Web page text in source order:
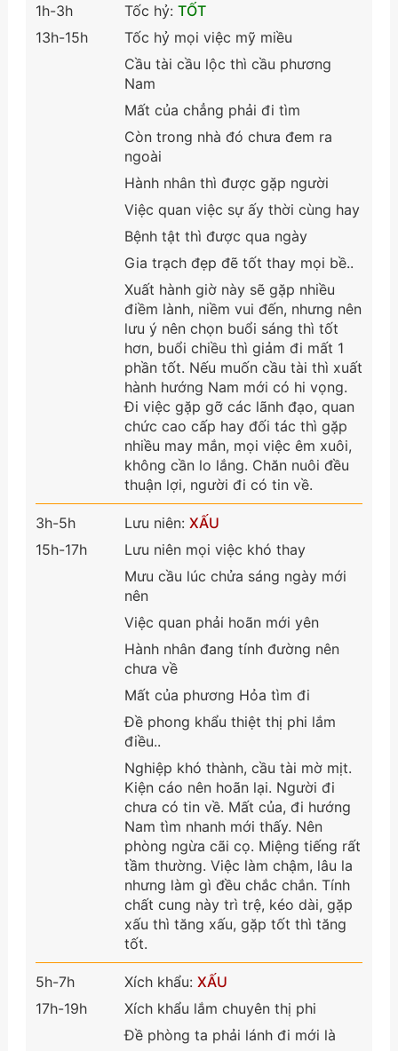
1h-3h
13h-15h
Tốc hỷ: TỐT
Tốc hỷ mọi việc mỹ miều
Cầu tài cầu lộc thì cầu phương
Nam
Mất của chẳng phải đi tìm
Còn trong nhà đó chưa đem ra
ngoài
Hành nhân thì được gặp người
Việc quan việc sự ấy thời cùng hay
Bệnh tật thì được qua ngày
Gia trạch đẹp đẽ tốt thay mọi bề..
Xuất hành giờ này sẽ gặp nhiều
điềm lành, niềm vui đến, nhưng nên
lưu ý nên chọn buổi sáng thì tốt
hơn, buổi chiều thì giảm đi mất 1
phần tốt. Nếu muốn cầu tài thì xuất
hành hướng Nam mới có hi vọng.
Đi việc gặp gỡ các lãnh đạo, quan
chức cao cấp hay đối tác thì gặp
nhiều may mắn, mọi việc êm xuôi,
không cần lo lắng. Chăn nuôi đều
thuận lợi, người đi có tin về.
3h-5h
15h-17h
Lưu niên: XẤU
Lưu niên mọi việc khó thay
Mưu cầu lúc chửa sáng ngày mới
nên
Việc quan phải hoãn mới yên
Hành nhân đang tính đường nên
chưa về
Mất của phương Hỏa tìm đi
Đề phong khẩu thiệt thị phi lắm
điều..
Nghiệp khó thành, cầu tài mờ mịt.
Kiện cáo nên hoãn lại. Người đi
chưa có tin về. Mất của, đi hướng
Nam tìm nhanh mới thấy. Nên
phòng ngừa cãi cọ. Miệng tiếng rất
tầm thường. Việc làm chậm, lâu la
nhưng làm gì đều chắc chắn. Tính
chất cung này trì trệ, kéo dài, gặp
xấu thì tăng xấu, gặp tốt thì tăng
tốt.
5h-7h
17h-19h
Xích khẩu: XẤU
Xích khẩu lắm chuyên thị phi
Đề phòng ta phải lánh đi mới là